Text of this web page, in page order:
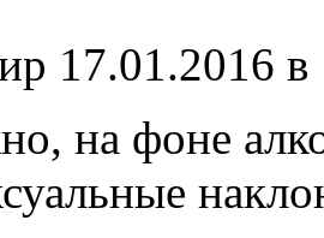
17.01.2016
на фоне